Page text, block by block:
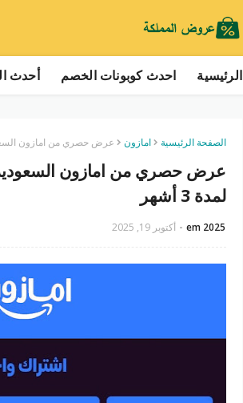
الرئيسية احدث كوبونات الخصم أحدث
الصفحة الرئيسية امازون عرض حصري من امازون السعودية خصم 50% على
لمدة 3 أشهر
em 2025 أكتوبر 19, 2025